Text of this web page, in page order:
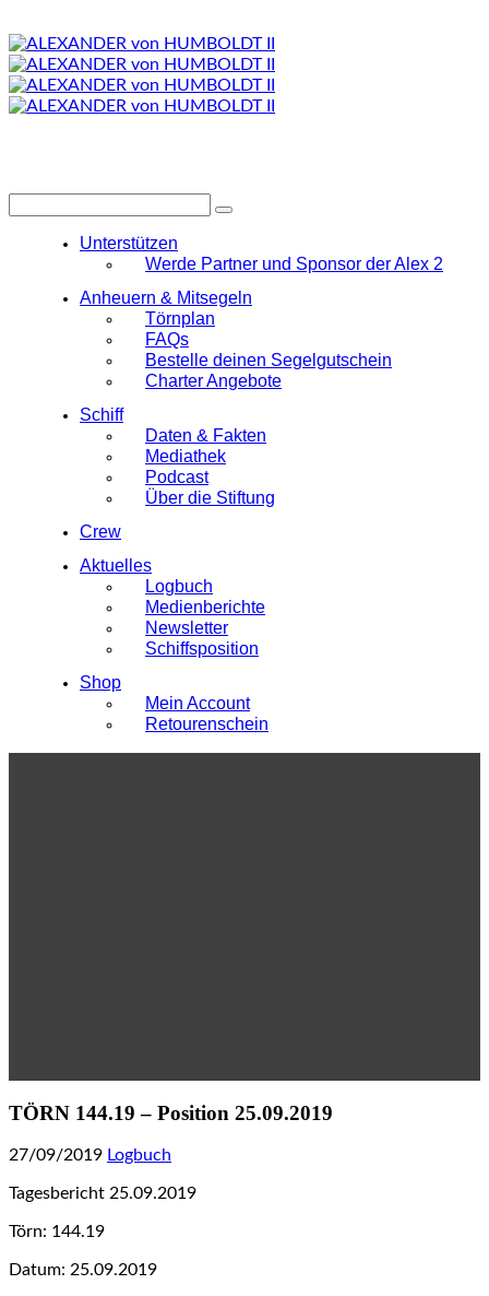
Unterstützen
Werde Partner und Sponsor der Alex 2
Anheuern & Mitsegeln
Törnplan
FAQs
Bestelle deinen Segelgutschein
Charter Angebote
Schiff
Daten & Fakten
Mediathek
Podcast
Über die Stiftung
Crew
Aktuelles
Logbuch
Medienberichte
Newsletter
Schiffsposition
Shop
Mein Account
Retourenschein
TÖRN 144.19 – Position 25.09.2019
27/09/2019 Logbuch
Tagesbericht 25.09.2019
Törn: 144.19
Datum: 25.09.2019